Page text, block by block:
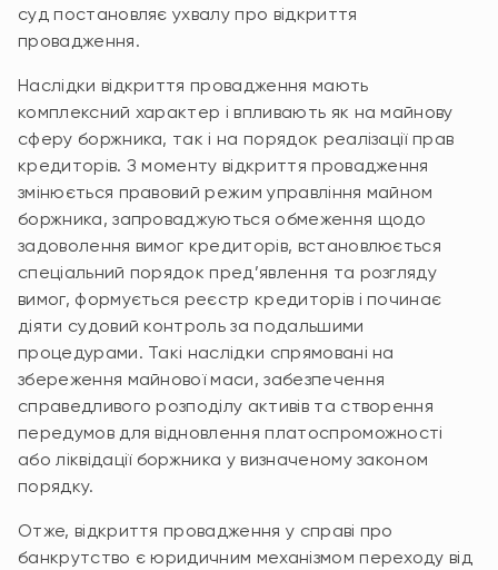
суд постановляє ухвалу про відкриття
провадження.
Наслідки відкриття провадження мають
комплексний характер і впливають як на майнову
сферу боржника, так і на порядок реалізації прав
кредиторів. З моменту відкриття провадження
змінюється правовий режим управління майном
боржника, запроваджуються обмеження щодо
задоволення вимог кредиторів, встановлюється
спеціальний порядок пред’явлення та розгляду
вимог, формується реєстр кредиторів і починає
діяти судовий контроль за подальшими
процедурами. Такі наслідки спрямовані на
збереження майнової маси, забезпечення
справедливого розподілу активів та створення
передумов для відновлення платоспроможності
або ліквідації боржника у визначеному законом
порядку.
Отже, відкриття провадження у справі про
банкрутство є юридичним механізмом переходу від